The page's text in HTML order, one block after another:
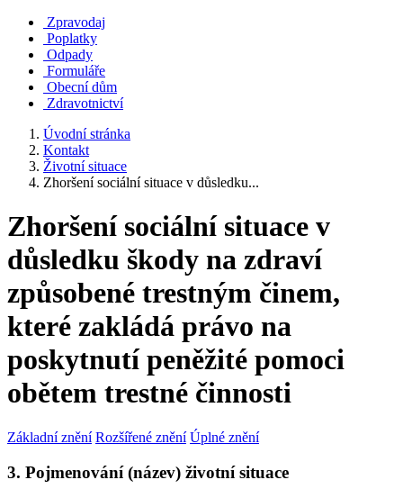
Zpravodaj
Poplatky
Odpady
Formuláře
Obecní dům
Zdravotnictví
Úvodní stránka
Kontakt
Životní situace
Zhoršení sociální situace v důsledku...
Zhoršení sociální situace v
důsledku škody na zdraví
způsobené trestným činem,
které zakládá právo na
poskytnutí peněžité pomoci
obětem trestné činnosti
Základní znění Rozšířené znění Úplné znění
3. Pojmenování (název) životní situace